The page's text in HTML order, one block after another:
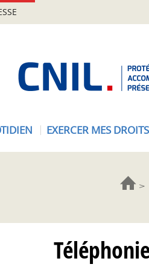
EXERCER MES DROITS